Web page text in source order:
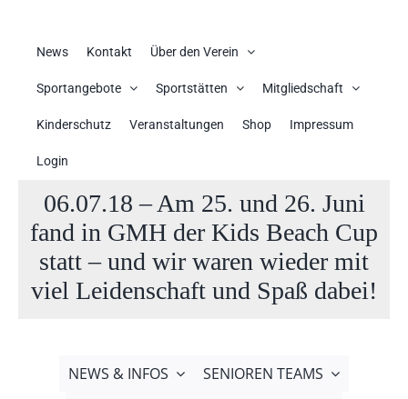
News Kontakt Über den Verein
Sportangebote Sportstätten Mitgliedschaft
Kinderschutz Veranstaltungen Shop Impressum
Login
06.07.18 – Am 25. und 26. Juni
fand in GMH der Kids Beach Cup
statt – und wir waren wieder mit
viel Leidenschaft und Spaß dabei!
NEWS & INFOS
SENIOREN TEAMS